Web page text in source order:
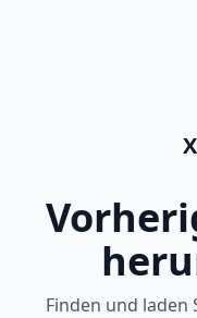
Finden und